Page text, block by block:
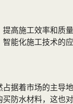
高施工效率和质
能化施工技术的
据着市场的主导
防水材料，这也